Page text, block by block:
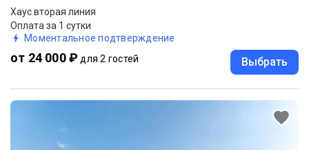
Хаус вторая линия
Оплата за 1 сутки
Моментальное подтверждение
от 24 000 ₽ для 2 гостей Выбрать